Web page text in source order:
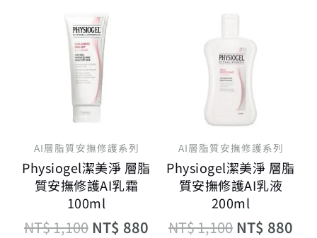
AI層脂質安撫修護系列
Physiogel潔美淨 層脂
質安撫修護AI乳霜
100ml
NT$1,100
原
始
價
格：
NT$ 1,100。
NT$ 880
AI層脂質安撫修護系列
Physiogel潔美淨 層脂
質安撫修護AI乳液
200ml
NT$1,100
原
價
格：
NT$ 1,100
NT$ 880